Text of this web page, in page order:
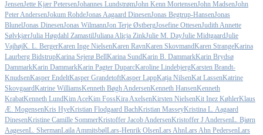
JensenJette Kjær PetersenJohannes LundstrømJohn Kenn MortensenJohn MadsenJohn
Peter AndersenJokum RohdeJonas Aagaard DinesenJonas Begtrup-HansenJonas
BlunelJonas DinesenJonas WilmannJon Terje ØstbergJosefine OttesenJudith Annette
SølvkjærJulia Høgdahl ZamastilJuliana Alicja ZinkJulie M. DayJulie MidtgaardJulie
VajhøjK. L. BergerKaren Inge NielsenKaren RavnKaren SkovmandKaren StrangeKarina
Laurberg BidstrupKarina Sejerø BellKarina SundKarin B. DammarkKarin Brydsø
DammarkKarin DammarkKarin Pagter DuparcKaroline LindebjergKarsten Brandt-
KnudsenKasper EndeltKasper GrandetoftKasper LappKatja NilsenKat LassenKatrine
SkovgaardKatrine WilliamsKenneth Bøgh AndersenKenneth HansenKenneth
KrabatKenneth LundKim AceKim FossKira AxelsenKirsten NielsenKit Inez KøhlerKlaus
Æ. MogensenKris HyeKristian Flodgaard BachKristian MasseyKristina L. Aagaard
DinesenKristine Camille SommerKristoffer Jacob AndersenKristoffer J AndersenL. Bjørn
AagesenL. ShermanLaila AmmitsbølLars-Henrik OlsenLars AhnLars Ahn PedersenLars